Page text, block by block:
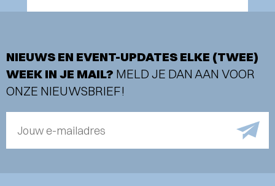
NIEUWS EN EVENT-UPDATES ELKE (TWEE)
WEEK IN JE MAIL? MELD JE DAN AAN VOOR
ONZE NIEUWSBRIEF!
Jouw e-mailadres